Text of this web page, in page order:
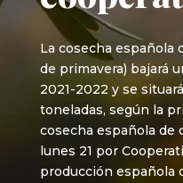
La cosecha española
de primavera) bajará
2021-2022 y se
toneladas, según la
cosecha española de
lunes 21 por
producción española